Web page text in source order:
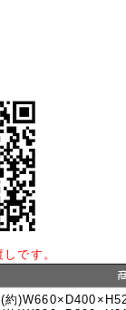
です。
約